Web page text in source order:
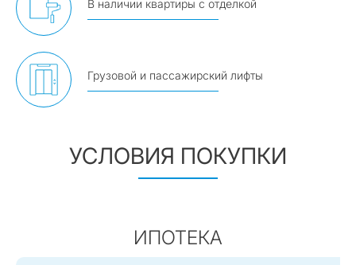
В наличии квартиры с отделкой
Грузовой и пассажирский лифты
УСЛОВИЯ ПОКУПКИ
ИПОТЕКА